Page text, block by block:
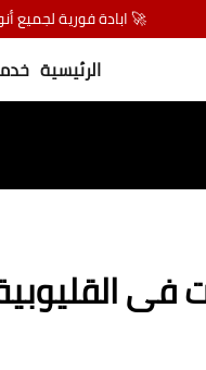
🚀 ابادة فورية لجميع
الرئيسية
20% اتصل بنا